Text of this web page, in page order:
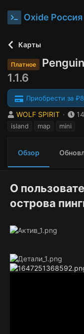
Oxide Россия
Карты
Платное
1.1.6
Приобрести за
А
в
р
WOLF SPIRIT
Д
с
а
н
и
island
map mini
Обзор
О
острова